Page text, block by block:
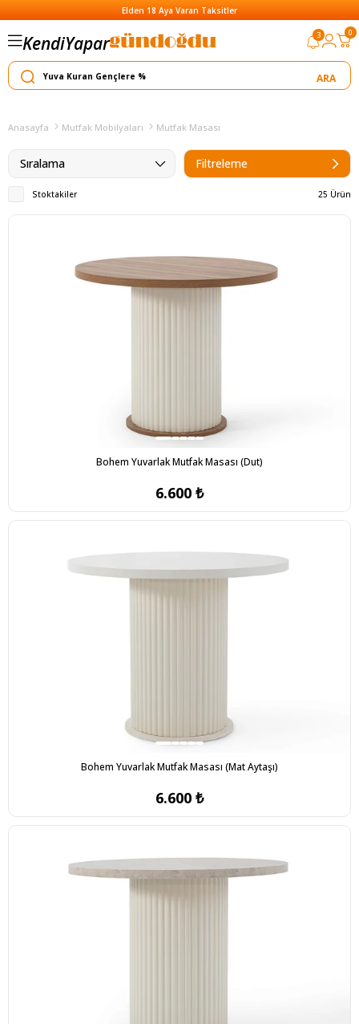
Elden 18 Aya Varan Taksitler
KendiSatar
Yapar
3 0
Anasayfa Mutfak Mobilyaları Mutfak Masası
Filtreleme
Sıralama
Stoktakiler 25 Ürün
Bohem Yuvarlak Mutfak Masası (Dut)
6.600 ₺
Bohem Yuvarlak Mutfak Masası (Mat Aytaşı)
6.600 ₺